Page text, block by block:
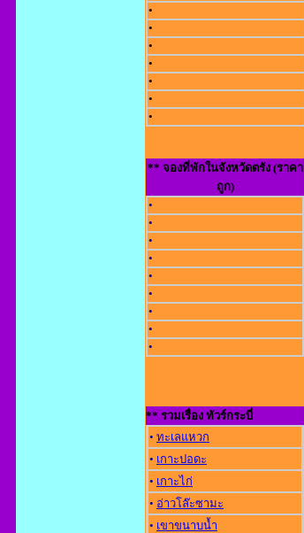
•
•
•
•
•
•
•
** จองที่พักในจังหวัดตรัง (ราคา
ถูก)
•
•
•
•
•
•
•
•
•
** รวมเรื่อง ทัวร์กระบี่
• ทะเลแหวก
• เกาะปอดะ
• เกาะไก่
• อ่าวโล๊ะซามะ
• เขาขนาบน้ำ